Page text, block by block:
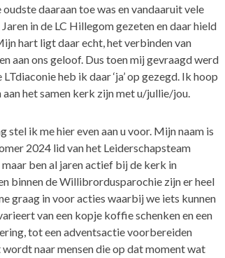
daaraan toe was en vandaaruit vele
in de LC Hillegom gezeten en daar hield
hart ligt daar echt, het verbinden van
aan ons geloof. Dus toen mij gevraagd werd
heb ik daar ‘ja’ op gezegd. Ik hoop
het samen kerk zijn met u/jullie/jou.
stel ik me hier even aan u voor. Mijn naam is
2024 lid van het Leiderschapsteam
ben al jaren actief bij de kerk in
binnen de Willibrordusparochie zijn er heel
graag in voor acties waarbij we iets kunnen
van een kopje koffie schenken en een
tot een adventsactie voorbereiden
naar mensen die op dat moment wat